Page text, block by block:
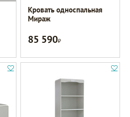
Кровать односпальная
Мираж
85 590Р